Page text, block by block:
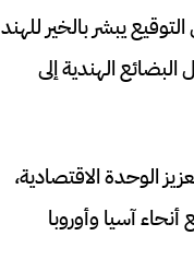
يبشر بالخير للهند
الهندية إلى
الوحدة الاقتصادية،
آسيا وأوروبا